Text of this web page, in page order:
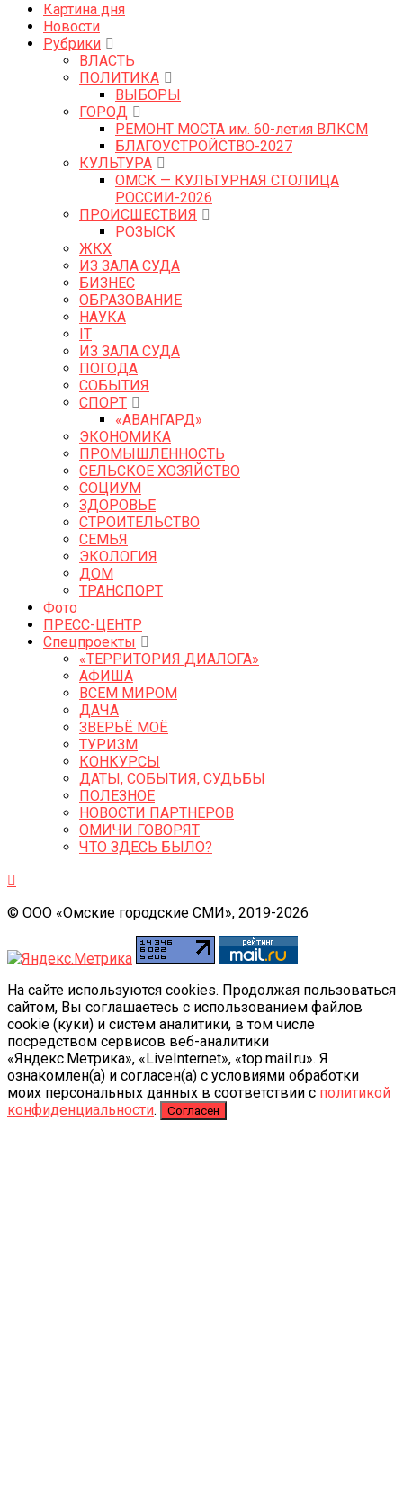
Картина дня
Новости
Рубрики
ВЛАСТЬ
ПОЛИТИКА
ВЫБОРЫ
ГОРОД
РЕМОНТ МОСТА им. 60-летия ВЛКСМ
БЛАГОУСТРОЙСТВО-2027
КУЛЬТУРА
ОМСК — КУЛЬТУРНАЯ СТОЛИЦА
РОССИИ-2026
ПРОИСШЕСТВИЯ
РОЗЫСК
ЖКХ
ИЗ ЗАЛА СУДА
БИЗНЕС
ОБРАЗОВАНИЕ
НАУКА
IT
ИЗ ЗАЛА СУДА
ПОГОДА
СОБЫТИЯ
СПОРТ
«АВАНГАРД»
ЭКОНОМИКА
ПРОМЫШЛЕННОСТЬ
СЕЛЬСКОЕ ХОЗЯЙСТВО
СОЦИУМ
ЗДОРОВЬЕ
СТРОИТЕЛЬСТВО
СЕМЬЯ
ЭКОЛОГИЯ
ДОМ
ТРАНСПОРТ
Фото
ПРЕСС-ЦЕНТР
Спецпроекты
«ТЕРРИТОРИЯ ДИАЛОГА»
АФИША
ВСЕМ МИРОМ
ДАЧА
ЗВЕРЬЁ МОЁ
ТУРИЗМ
КОНКУРСЫ
ДАТЫ, СОБЫТИЯ, СУДЬБЫ
ПОЛЕЗНОЕ
НОВОСТИ ПАРТНЕРОВ
ОМИЧИ ГОВОРЯТ
ЧТО ЗДЕСЬ БЫЛО?
© ООО «Омские городские СМИ», 2019-2026
На сайте используются cookies. Продолжая пользоваться
сайтом, Вы соглашаетесь с использованием файлов
cookie (куки) и систем аналитики, в том числе
посредством сервисов веб-аналитики
«Яндекс.Метрика», «LiveInternet», «top.mail.ru». Я
ознакомлен(а) и согласен(а) с условиями обработки
моих персональных данных в соответствии с политикой
конфиденциальности. Согласен